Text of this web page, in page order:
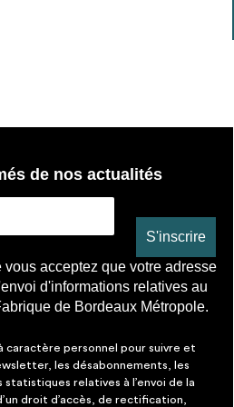
de nos actualités
vous acceptez que votre adresse
d'informations relatives au
de Bordeaux Métropole.
caractère personnel pour suivre et
les désabonnements, les
relatives à l’envoi de la
droit d’accès, de rectification,